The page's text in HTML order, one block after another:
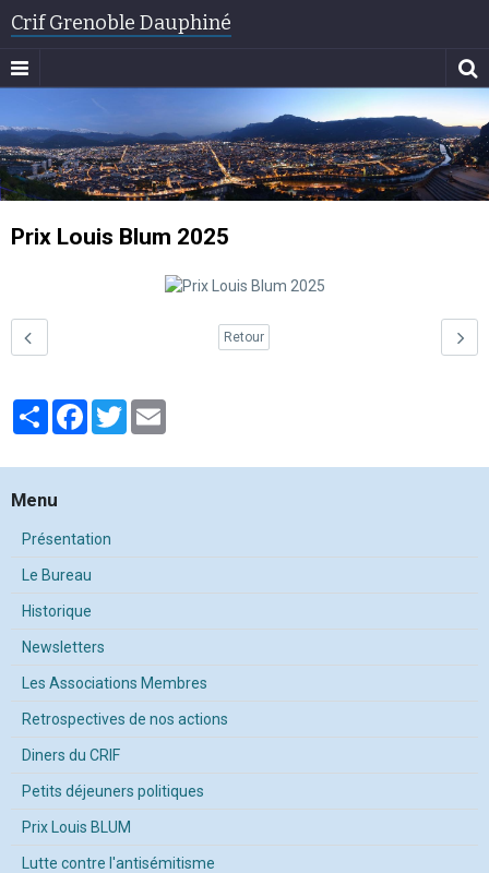
Crif Grenoble Dauphiné
Prix Louis Blum 2025
Retour
PartagerFacebook
Twitter
Menu
Présentation
Le Bureau
Historique
Newsletters
Les Associations Membres
Retrospectives de nos actions
Diners du CRIF
Petits déjeuners politiques
Prix Louis BLUM
Lutte contre l'antisémitisme